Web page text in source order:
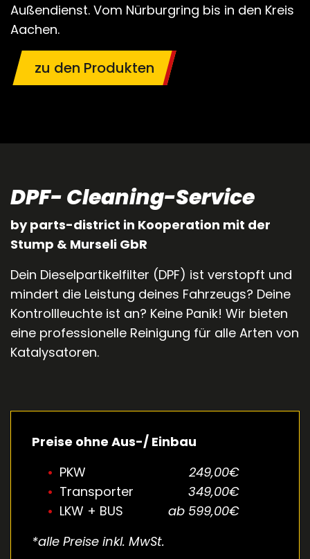
Außendienst. Vom Nürburgring bis in den Kreis
Aachen.
zu den Produkten
DPF- Cleaning-Service
by parts-district in Kooperation mit der
Stump & Murseli GbR
Dein Dieselpartikelfilter (DPF) ist verstopft und
mindert die Leistung deines Fahrzeugs? Deine
Kontrollleuchte ist an? Keine Panik! Wir bieten
eine professionelle Reinigung für alle Arten von
Katalysatoren.
Preise ohne Aus-/ Einbau
PKW
249,00€
Transporter
349,00€
LKW + BUS
ab 599,00€
*alle Preise inkl. MwSt.